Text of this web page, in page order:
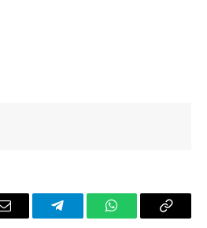
Email TelegramWhatsAppCopy